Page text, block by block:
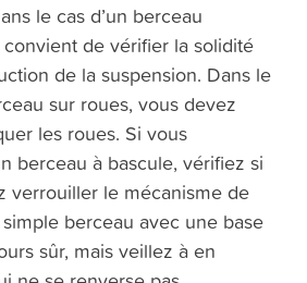
le cas d’un berceau
de vérifier la solidité
de la suspension. Dans le
sur roues, vous devez
les roues. Si vous
berceau à bascule, vérifiez si
verrouiller le mécanisme de
berceau avec une base
sûr, mais veillez à en